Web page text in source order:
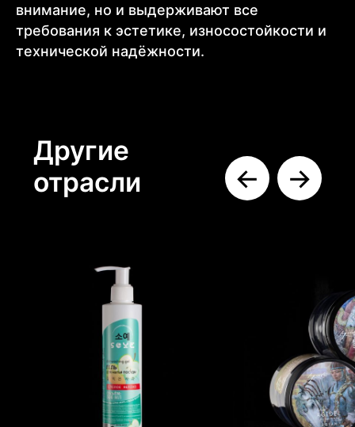
внимание, но и выдерживают все
требования к эстетике, износостойкости и
технической надёжности.
Косметика и
парфюмерия
Товары для дома
Подробнее →
Товары для
здоровья
Подробнее →
Продукты